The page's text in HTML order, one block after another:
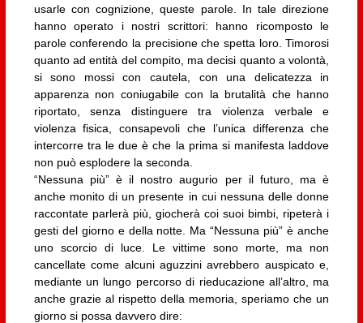
usarle con cognizione, queste parole. In tale direzione
hanno operato i nostri scrittori: hanno ricomposto le
parole conferendo la precisione che spetta loro. Timorosi
quanto ad entità del compito, ma decisi quanto a volontà,
si sono mossi con cautela, con una delicatezza in
apparenza non coniugabile con la brutalità che hanno
riportato, senza distinguere tra violenza verbale e
violenza fisica, consapevoli che l’unica differenza che
intercorre tra le due è che la prima si manifesta laddove
non può esplodere la seconda.
“Nessuna più” è il nostro augurio per il futuro, ma è
anche monito di un presente in cui nessuna delle donne
raccontate parlerà più, giocherà coi suoi bimbi, ripeterà i
gesti del giorno e della notte. Ma “Nessuna più” è anche
uno scorcio di luce. Le vittime sono morte, ma non
cancellate come alcuni aguzzini avrebbero auspicato e,
mediante un lungo percorso di rieducazione all’altro, ma
anche grazie al rispetto della memoria, speriamo che un
giorno si possa davvero dire: